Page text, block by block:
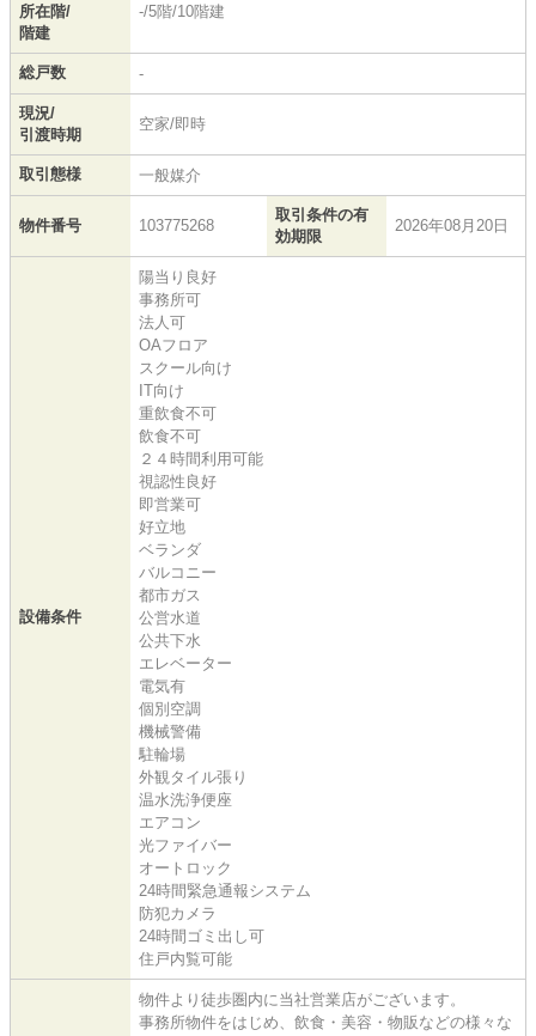
所在階/
階建
-/5階/10階建
総戸数 -
現況/
引渡時期
空家/即時
取引態様 一般媒介
物件番号 103775268
取引条件の有
効期限
2026年08月20日
設備条件
陽当り良好
事務所可
法人可
OAフロア
スクール向け
IT向け
重飲食不可
飲食不可
２４時間利用可能
視認性良好
即営業可
好立地
ベランダ
バルコニー
都市ガス
公営水道
公共下水
エレベーター
電気有
個別空調
機械警備
駐輪場
外観タイル張り
温水洗浄便座
エアコン
光ファイバー
オートロック
24時間緊急通報システム
防犯カメラ
24時間ゴミ出し可
住戸内覧可能
物件より徒歩圏内に当社営業店がございます。
事務所物件をはじめ、飲食・美容・物販などの様々な